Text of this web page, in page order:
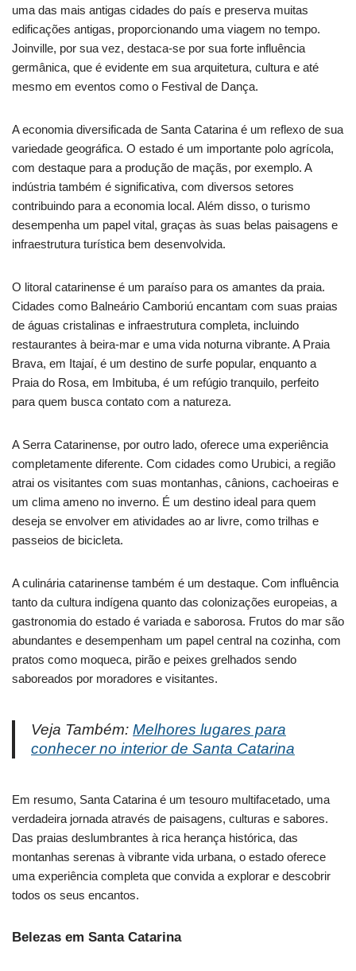
uma das mais antigas cidades do país e preserva muitas
edificações antigas, proporcionando uma viagem no tempo.
Joinville, por sua vez, destaca-se por sua forte influência
germânica, que é evidente em sua arquitetura, cultura e até
mesmo em eventos como o Festival de Dança.
A economia diversificada de Santa Catarina é um reflexo de sua
variedade geográfica. O estado é um importante polo agrícola,
com destaque para a produção de maçãs, por exemplo. A
indústria também é significativa, com diversos setores
contribuindo para a economia local. Além disso, o turismo
desempenha um papel vital, graças às suas belas paisagens e
infraestrutura turística bem desenvolvida.
O litoral catarinense é um paraíso para os amantes da praia.
Cidades como Balneário Camboriú encantam com suas praias
de águas cristalinas e infraestrutura completa, incluindo
restaurantes à beira-mar e uma vida noturna vibrante. A Praia
Brava, em Itajaí, é um destino de surfe popular, enquanto a
Praia do Rosa, em Imbituba, é um refúgio tranquilo, perfeito
para quem busca contato com a natureza.
A Serra Catarinense, por outro lado, oferece uma experiência
completamente diferente. Com cidades como Urubici, a região
atrai os visitantes com suas montanhas, cânions, cachoeiras e
um clima ameno no inverno. É um destino ideal para quem
deseja se envolver em atividades ao ar livre, como trilhas e
passeios de bicicleta.
A culinária catarinense também é um destaque. Com influência
tanto da cultura indígena quanto das colonizações europeias, a
gastronomia do estado é variada e saborosa. Frutos do mar são
abundantes e desempenham um papel central na cozinha, com
pratos como moqueca, pirão e peixes grelhados sendo
saboreados por moradores e visitantes.
Veja Também: Melhores lugares para
conhecer no interior de Santa Catarina
Em resumo, Santa Catarina é um tesouro multifacetado, uma
verdadeira jornada através de paisagens, culturas e sabores.
Das praias deslumbrantes à rica herança histórica, das
montanhas serenas à vibrante vida urbana, o estado oferece
uma experiência completa que convida a explorar e descobrir
todos os seus encantos.
Belezas em Santa Catarina